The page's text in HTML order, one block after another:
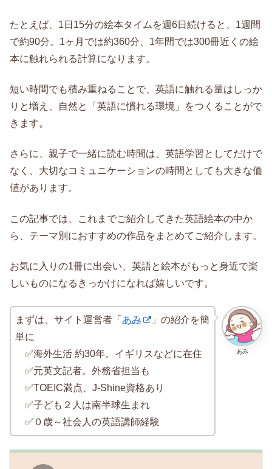
たとえば、1日15分の絵本タイムを週6日続けると、1週間
で約90分。1ヶ月では約360分、1年間では300冊近くの絵
本に触れられる計算になります。
短い時間でも積み重ねることで、英語に触れる量はしっか
りと増え、自然と「英語に慣れる環境」をつくることがで
きます。
さらに、親子で一緒に読む時間は、英語学習としてだけで
なく、大切なコミュニケーションの時間としても大きな価
値があります。
この記事では、これまでご紹介してきた英語絵本の中か
ら、テーマ別におすすめの作品をまとめてご紹介します。
お気に入りの1冊に出会い、英語と絵本がもっと身近で楽
しいものになるきっかけになれば嬉しいです。
あみ
まずは、サイト運営者「 あみ
」の紹介を簡
単に
✅海外生活 約30年。イギリスなどに在住
✅元英文記者。外務省担当も
✅TOEIC満点、J-Shine資格あり
✅子ども２人は南半球生まれ
✅０歳～社会人の英語講師経験